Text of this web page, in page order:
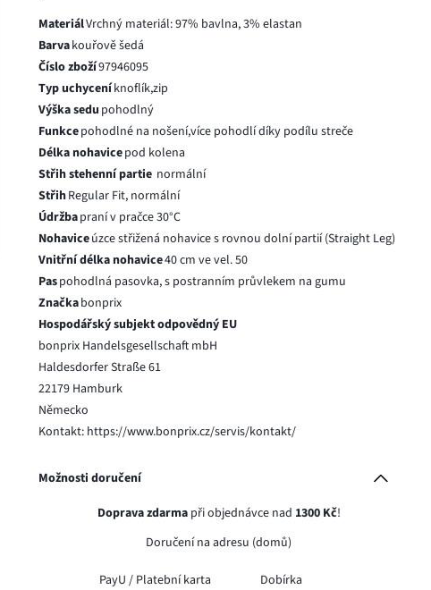
MateriálVrchný materiál: 97% bavlna, 3% elastan
Barvakouřově šedá
Číslo zboží97946095
Typ uchyceníknoflík,zip
Výška sedu pohodlný
Funkcepohodlné na nošení,více pohodlí díky podílu streče
Délka nohavicepod kolena
Střih stehenní partie normální
StřihRegular Fit, normální
Údržbapraní v pračce 30°C
Nohaviceúzce střižená nohavice s rovnou dolní partií (Straight Leg)
Vnitřní délka nohavice40 cm ve vel. 50
Paspohodlná pasovka, s postranním průvlekem na gumu
Značkabonprix
Hospodářský subjekt odpovědný EU
bonprix Handelsgesellschaft mbH
Haldesdorfer Straße 61
22179 Hamburk
Německo
Kontakt: https://www.bonprix.cz/servis/kontakt/
Možnosti doručení
Doprava zdarmapři objednávce nad 1300 Kč!
Doručení na adresu (domů)
PayU / Platební karta Dobírka